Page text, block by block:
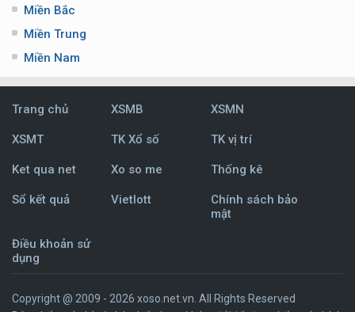
Miền Bắc
Miền Trung
Miền Nam
Trang chủ XSMB XSMN
XSMT TK Xổ số TK vị trí
Ket qua net Xo so me Thống kê
Sổ kết quả Vietlott
Chính sách bảo
mật
Điều khoản sử
dụng
Copyright @ 2009 - 2026 xoso.net.vn. All Rights Reserved